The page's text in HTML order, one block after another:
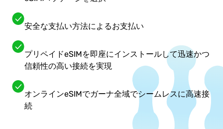
安全な支払い方法によるお支払い
プリペイドeSIMを即座にインストールして迅速かつ
信頼性の高い接続を実現
オンラインeSIMでガーナ全域でシームレスに高速接
続